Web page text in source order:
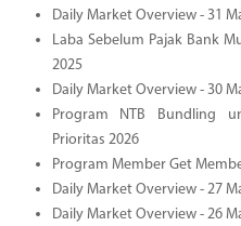
Daily Market Overview - 31
Laba Sebelum Pajak Bank
2025
Daily Market Overview - 30
Program NTB Bundling
Prioritas 2026
Program Member Get
Daily Market Overview - 27
Daily Market Overview - 26